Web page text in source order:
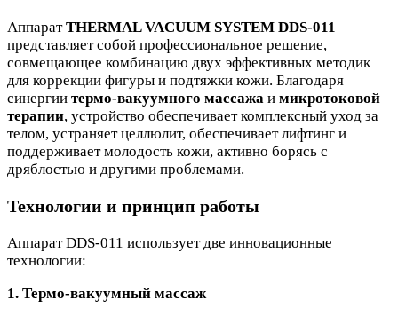
АппаратTHERMAL VACUUM SYSTEM DDS-011
представляет собой профессиональное решение,
совмещающее комбинацию двух эффективных методик
для коррекции фигуры и подтяжки кожи. Благодаря
синергии термо-вакуумного массажа и микротоковой
терапии, устройство обеспечивает комплексный уход за
телом, устраняет целлюлит, обеспечивает лифтинг и
поддерживает молодость кожи, активно борясь с
дряблостью и другими проблемами.
Технологии и принцип работы
Аппарат DDS-011 использует две инновационные
технологии:
1. Термо-вакуумный массаж